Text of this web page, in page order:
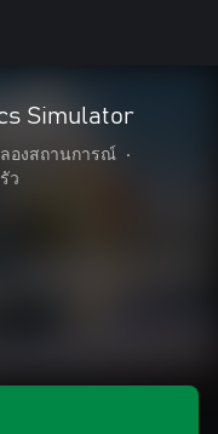
Simulator
ลองสถานการณ์
•
ว